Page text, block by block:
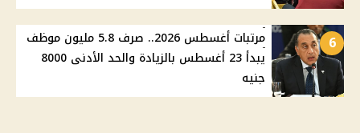
6
مرتبات أغسطس 2026.. صرف 5.8 مليون موظف
يبدأ 23 أغسطس بالزيادة والحد الأدنى 8000
جنيه